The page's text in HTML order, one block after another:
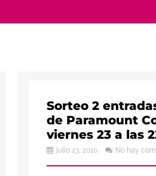
Sorteo 2
de Paramount
viernes 23 a las
julio 23, 2010 No hay